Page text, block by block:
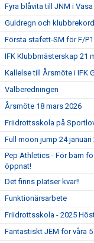
Fyra blåvita till JNM i Vasa
Guldregn och
Första stafett-SM för F/
IFK Klubbmästerskap 21
Kallelse till Årsmöte i IFK
Valberedningen
Årsmöte 18 mars 2026
Friidrottsskola på
Full moon jump 24 januari
Pep Athletics - För barn
öppnat!
Det finns pIatser kvar!!
Funktionärsarbete
Friidrottsskola - 2025
Fantastiskt JEM för våra